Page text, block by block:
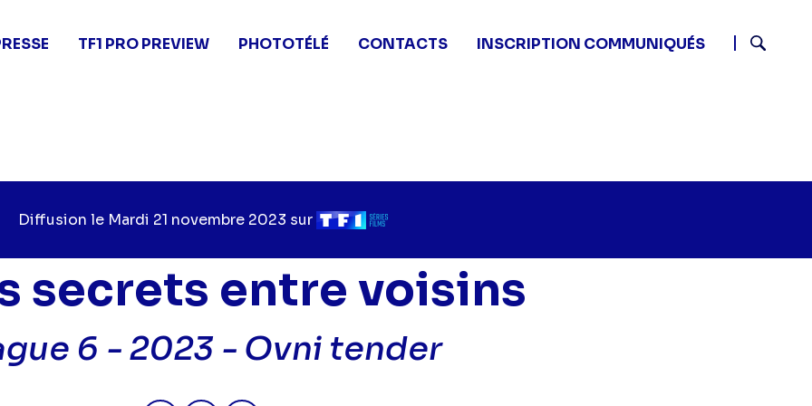
TF1 PRO PREVIEW PHOTOTÉLÉ CONTACTS
INSCRIPTION COMMUNIQUÉS
Diffusion le Jour
diffusion
Mardi 21 novembre 2023 sur Chaîne
diffusion
secrets entre voisins
6 - 2023 - Ovni tender